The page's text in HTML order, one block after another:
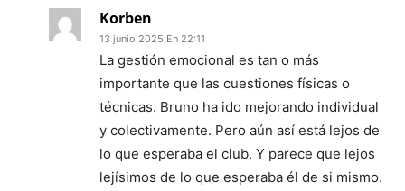
Korben
13 junio 2025 En 22:11
La gestión emocional es tan o más
importante que las cuestiones físicas o
técnicas. Bruno ha ido mejorando individual
y colectivamente. Pero aún así está lejos de
lo que esperaba el club. Y parece que lejos
lejísimos de lo que esperaba él de si mismo.